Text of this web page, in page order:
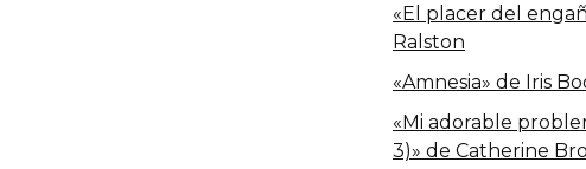
«El placer del
Ralston
«Amnesia» de Iris
«Mi adorable
3)» de Catherine